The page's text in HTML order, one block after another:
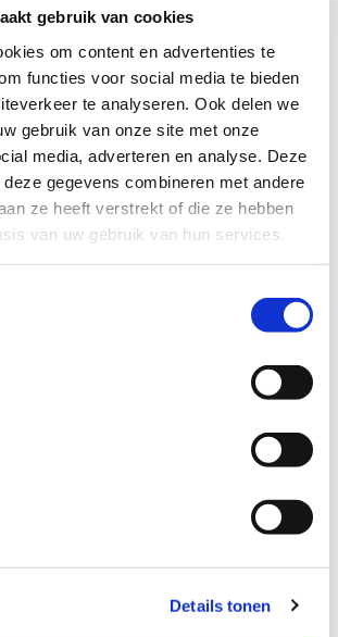
gebruik van cookies
om content en advertenties te
functies voor social media te bieden
te analyseren. Ook delen we
gebruik van onze site met onze
media, adverteren en analyse. Deze
gegevens combineren met andere
ze heeft verstrekt of die ze hebben
van uw gebruik van hun services.
Details tonen
We work on a
every
contributes to
quality of life of
especially of
living with